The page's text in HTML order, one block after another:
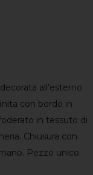
all’esterno
con bordo in
in tessuto di
Chiusura con
Pezzo unico.